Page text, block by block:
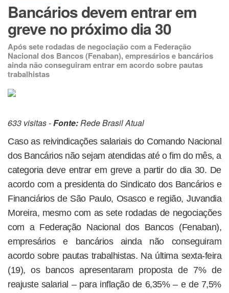
Bancários devem entrar em
greve no próximo dia 30
Após sete rodadas de negociação com a Federação
Nacional dos Bancos (Fenaban), empresários e bancários
ainda não conseguiram entrar em acordo sobre pautas
trabalhistas
633 visitas -Fonte:Rede Brasil Atual
Caso as reivindicações salariais do Comando Nacional
dos Bancários não sejam atendidas até o fim do mês, a
categoria deve entrar em greve a partir do dia 30. De
acordo com a presidenta do Sindicato dos Bancários e
Financiários de São Paulo, Osasco e região, Juvandia
Moreira, mesmo com as sete rodadas de negociações
com a Federação Nacional dos Bancos (Fenaban),
empresários e bancários ainda não conseguiram
acordo sobre pautas trabalhistas. Na última sexta-feira
(19), os bancos apresentaram proposta de 7% de
reajuste salarial – para inflação de 6,35% – e de 7,5%